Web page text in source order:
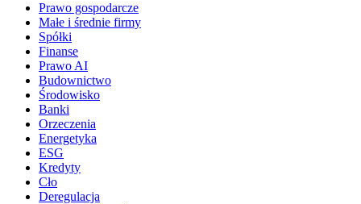
Prawo gospodarcze
Małe i średnie firmy
Spółki
Finanse
Prawo AI
Budownictwo
Środowisko
Banki
Orzeczenia
Energetyka
ESG
Kredyty
Cło
Deregulacja